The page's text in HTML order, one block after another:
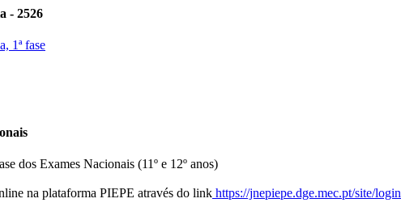
- 2526
1ª fase
dos Exames Nacionais (11º e 12º anos)
na plataforma PIEPE através do link https://jnepiepe.dge.mec.pt/site/login